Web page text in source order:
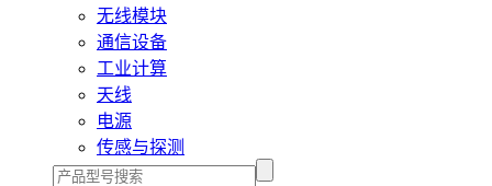
无线模块
通信设备
工业计算
天线
电源
传感与探测